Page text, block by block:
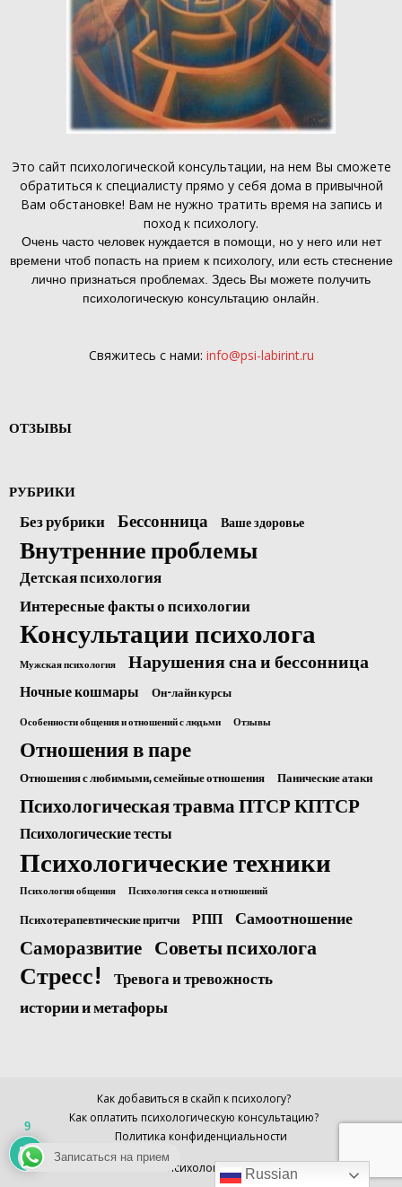
Это сайт психологической консультации, на нем Вы сможете
обратиться к специалисту прямо у себя дома в привычной
Вам обстановке! Вам не нужно тратить время на запись и
поход к психологу.
Очень часто человек нуждается в помощи, но у него или нет
времени чтоб попасть на прием к психологу, или есть стеснение
лично признаться проблемах. Здесь Вы можете получить
психологическую консультацию онлайн.
Свяжитесь с нами: info@psi-labirint.ru
ОТЗЫВЫ
РУБРИКИ
Без рубрики Бессонница Ваше здоровье
Внутренние проблемы
Детская психология
Интересные факты о психологии
Консультации психолога
Мужская психология Нарушения сна и бессонница
Ночные кошмары Он-лайн курсы
Особенности общения и отношений с людьми Отзывы
Отношения в паре
Отношения с любимыми, семейные отношения Панические атаки
Психологическая травма ПТСР КПТСР
Психологические тесты
Психологические техники
Психология общения Психология секса и отношений
Психотерапевтические притчи РПП Самоотношение
Саморазвитие Советы психолога
Стресс! Тревога и тревожность
истории и метафоры
Как добавиться в скайп к психологу?
Как оплатить психологическую консультацию?
Политика конфиденциальности
© Психолог АннаRussian
Записаться на прием
9